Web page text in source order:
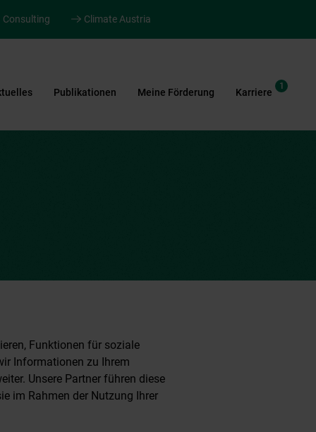
Consulting Climate Austria
Publikationen Meine Förderung Karriere
1
Funktionen für soziale
Informationen zu Ihrem
Unsere Partner führen diese
im Rahmen der Nutzung Ihrer